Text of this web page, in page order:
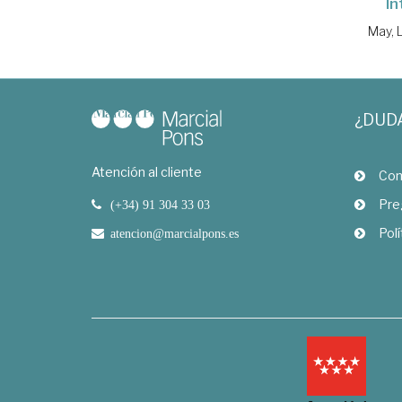
May,
Atención al cliente
(+34) 91 304 33 03
atencion@marcialpons.es